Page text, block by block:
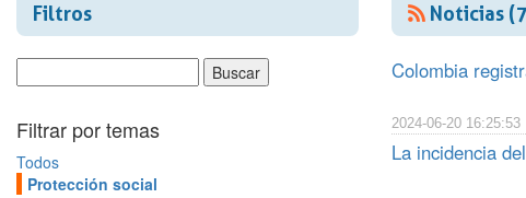
Filtros
Filtrar por temas
Todos
Protección social
Noticias
Colombia
2024-06-20 16:25:53
La incidencia